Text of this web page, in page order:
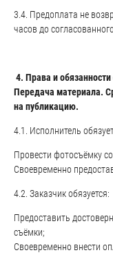
3.4. Предоплата не
часов до
4. Права и
Передача материала.
на публикацию.
4.1. Исполнитель
Провести фотосъёмку
Своевременно
4.2. Заказчик обязуется:
Предоставить
съёмки;
Своевременно внести